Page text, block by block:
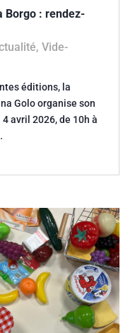
Borgo : rendez-
,Vide-
éditions, la
Golo organise son
avril 2026, de 10h à